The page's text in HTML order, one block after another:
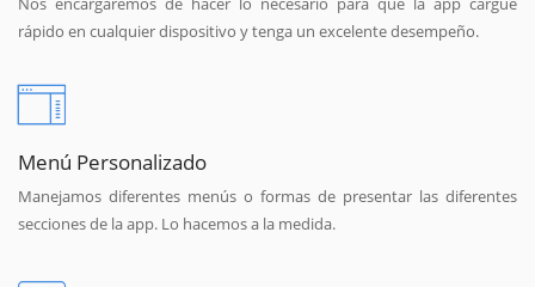
rápido en cualquier dispositivo y tenga un excelente desempeño.
Menú Personalizado
Manejamos diferentes menús o formas de presentar las diferentes
secciones de la app. Lo hacemos a la medida.